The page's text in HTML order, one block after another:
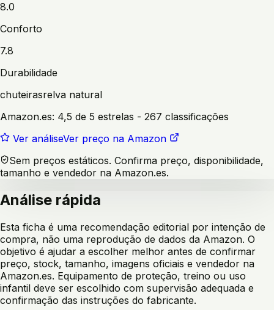
8.0
Conforto
7.8
Durabilidade
chuteirasrelva natural
Amazon.es: 4,5 de 5 estrelas - 267 classificações
Ver análiseVer preço na Amazon
Sem preços estáticos. Confirma preço, disponibilidade,
tamanho e vendedor na Amazon.es.
Análise rápida
Esta ficha é uma recomendação editorial por intenção de
compra, não uma reprodução de dados da Amazon. O
objetivo é ajudar a escolher melhor antes de confirmar
preço, stock, tamanho, imagens oficiais e vendedor na
Amazon.es. Equipamento de proteção, treino ou uso
infantil deve ser escolhido com supervisão adequada e
confirmação das instruções do fabricante.